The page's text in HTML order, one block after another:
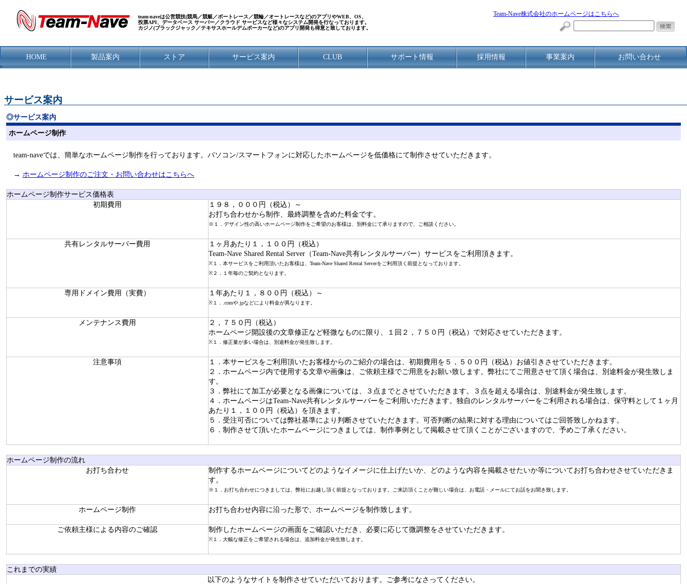
team-naveは公営競技(競馬／競艇／ボートレース／競輪／オートレースなど)のアプリやWEB、OS、
投票API、データベース サーバー／クラウド サービスなど様々なシステム開発を行なっております。
カジノ(ブラックジャック／テキサスホールデムポーカーなど)のアプリ開発も得意と致しております。
Team-Nave株式会社のホームページはこちらへ
HOME 製品案内 ストア サービス案内 CLUB サポート情報 採用情報 事業案内 お問い合わせ
サービス案内
◎サービス案内
ホームページ制作
team-naveでは、簡単なホームページ制作を行っております。パソコン/スマートフォンに対応したホームページを低価格にて制作させていただきます。
→ ホームページ制作のご注文・お問い合わせはこちらへ
ホームページ制作サービス価格表
初期費用
１９８，０００円（税込）～
お打ち合わせから制作、最終調整を含めた料金です。
※１．デザイン性の高いホームページ制作をご希望のお客様は、別料金にて承りますので、ご相談ください。
共有レンタルサーバー費用
１ヶ月あたり１，１００円（税込）
Team-Nave Shared Rental Server（Team-Nave共有レンタルサーバー）サービスをご利用頂きます。
※１．本サービスをご利用頂いたお客様は、Team-Nave Shared Rental Serverをご利用頂く前提となっております。
※２．１年毎のご契約となります。
専用ドメイン費用（実費） １年あたり１，８００円（税込）～
※１．.comや.jpなどにより料金が異なります。
メンテナンス費用
２，７５０円（税込）
ホームページ開設後の文章修正など軽微なものに限り、１回２，７５０円（税込）で対応させていただきます。
※１．修正量が多い場合は、別途料金が発生致します。
注意事項
１．本サービスをご利用頂いたお客様からのご紹介の場合は、初期費用を５，５００円（税込）お値引きさせていただきます。
２．ホームページ内で使用する文章や画像は、ご依頼主様でご用意をお願い致します。弊社にてご用意させて頂く場合は、別途料金が発生致しま
す。
３．弊社にて加工が必要となる画像については、３点までとさせていただきます。３点を超える場合は、別途料金が発生致します。
４．ホームページはTeam-Nave共有レンタルサーバーをご利用いただきます。独自のレンタルサーバーをご利用される場合は、保守料として１ヶ月
あたり１，１００円（税込）を頂きます。
５．受注可否については弊社基準により判断させていただきます。可否判断の結果に対する理由についてはご回答致しかねます。
６．制作させて頂いたホームページにつきましては、制作事例として掲載させて頂くことがございますので、予めご了承ください。
ホームページ制作の流れ
お打ち合わせ
制作するホームページについてどのようなイメージに仕上げたいか、どのような内容を掲載させたいか等についてお打ち合わせさせていただきま
す。
※１．お打ち合わせにつきましては、弊社にお越し頂く前提となっております。ご来訪頂くことが難しい場合は、お電話・メールにてお話をお聞き致します。
ホームページ制作 お打ち合わせ内容に沿った形で、ホームページを制作致します。
ご依頼主様による内容のご確認 制作したホームページの画面をご確認いただき、必要に応じて微調整をさせていただきます。
※１．大幅な修正をご希望される場合は、追加料金が発生致します。
これまでの実績
以下のようなサイトを制作させていただいております。ご参考になさってください。